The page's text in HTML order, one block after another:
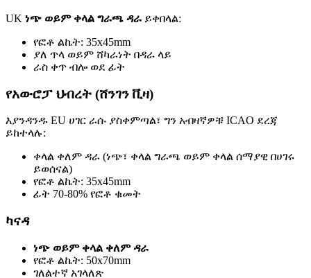
UK ነጭ ወይም ቀላል ግራጫ ዳራ ይቀበላል:
የፎቶ ልኬት: 35x45mm
ያለ ጥላ ወይም ሸካራነት በዳራ ላይ
ራስ ቀጥ ብሎ ወደ ፊት
የአውሮፓ ህብረት (ሸንገን ቪዛ)
እያንዳንዱ EU ሀገር ራሱ ያስቀምጣል፣ ግን አብዛኛዎቹ ICAO ደረጃ
ይከተላሉ:
ቀላል ቀለም ዳራ (ነጭ፣ ቀላል ግራጫ ወይም ቀላል ሰማያዊ በሀገሩ
ይወሰናል)
የፎቶ ልኬት: 35x45mm
ፊት 70-80% የፎቶ ቁመት
ካናዳ
ነጭ ወይም ቀላል ቀለም ዳራ
የፎቶ ልኬት: 50x70mm
ገለልተኛ አገላለጽ